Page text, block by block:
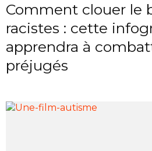
Comment clouer le
racistes : cette
apprendra à
préjugés